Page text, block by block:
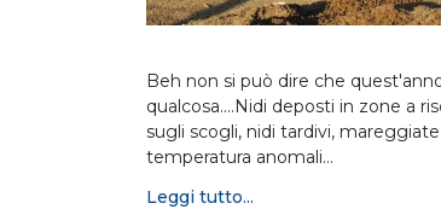
Beh non si può dire che
qualcosa....Nidi deposti in zone a
sugli scogli, nidi tardivi,
temperatura anomali…
Leggi tutto...